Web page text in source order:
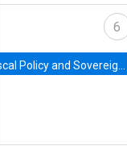
Policy and Sovereign Debt
6